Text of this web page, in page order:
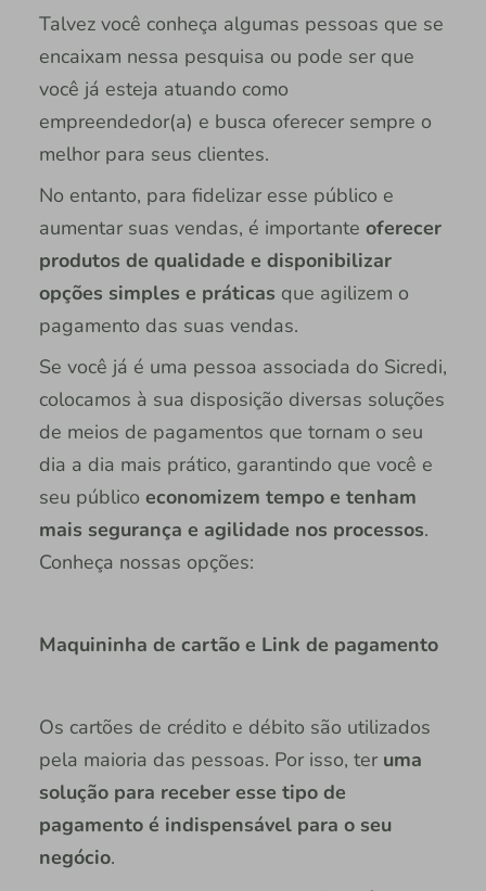
Talvez você conheça algumas pessoas que se
encaixam nessa pesquisa ou pode ser que
você já esteja atuando como
empreendedor(a) e busca oferecer sempre o
melhor para seus clientes.
No entanto, para fidelizar esse público e
aumentar suas vendas, é importante oferecer
produtos de qualidade e disponibilizar
opções simples e práticas que agilizem o
pagamento das suas vendas.
Se você já é uma pessoa associada do Sicredi,
colocamos à sua disposição diversas soluções
de meios de pagamentos que tornam o seu
dia a dia mais prático, garantindo que você e
seu público economizem tempo e tenham
mais segurança e agilidade nos processos.
Conheça nossas opções:
Maquininha de cartão e Link de pagamento
Os cartões de crédito e débito são utilizados
pela maioria das pessoas. Por isso, ter uma
solução para receber esse tipo de
pagamento é indispensável para o seu
negócio.